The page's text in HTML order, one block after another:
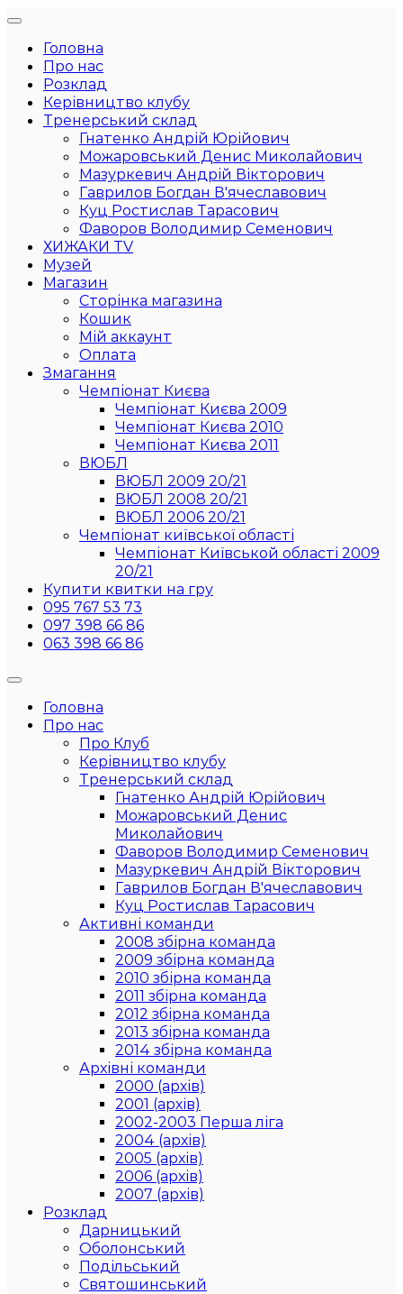
Головна
Про нас
Розклад
Керівництво клубу
Тренерський склад
Гнатенко Андрій Юрійович
Можаровський Денис Миколайович
Мазуркевич Андрій Вікторович
Гаврилов Богдан В'ячеславович
Куц Ростислав Тарасович
Фаворов Володимир Семенович
ХИЖАКИ TV
Музей
Магазин
Сторінка магазина
Кошик
Мій аккаунт
Оплата
Змагання
Чемпіонат Києва
Чемпіонат Києва 2009
Чемпіонат Києва 2010
Чемпіонат Києва 2011
ВЮБЛ
ВЮБЛ 2009 20/21
ВЮБЛ 2008 20/21
ВЮБЛ 2006 20/21
Чемпіонат київської області
Чемпіонат Київськой області 2009
20/21
Купити квитки на гру
095 767 53 73
097 398 66 86
063 398 66 86
Головна
Про нас
Про Клуб
Керівництво клубу
Тренерський склад
Гнатенко Андрій Юрійович
Можаровський Денис
Миколайович
Фаворов Володимир Семенович
Мазуркевич Андрій Вікторович
Гаврилов Богдан В'ячеславович
Куц Ростислав Тарасович
Активні команди
2008 збірна команда
2009 збірна команда
2010 збірна команда
2011 збірна команда
2012 збірна команда
2013 збірна команда
2014 збірна команда
Архівні команди
2000 (архів)
2001 (архів)
2002-2003 Перша ліга
2004 (архів)
2005 (архів)
2006 (архів)
2007 (архів)
Розклад
Дарницький
Оболонський
Подільський
Святошинський